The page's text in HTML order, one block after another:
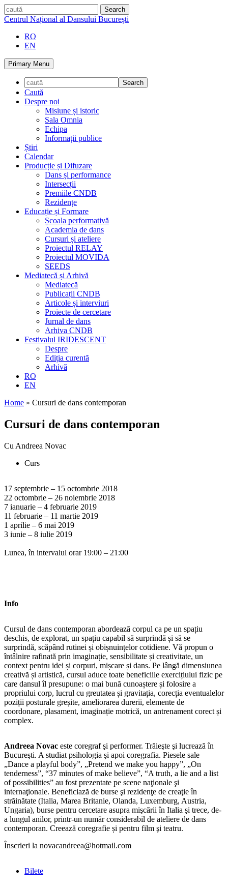
Skip
to
caută
Centrul Național al Dansului București
RO
EN
Primary Menu
Caută
Despre noi
Misiune și istoric
Sala Omnia
Echipa
Informații publice
Știri
Calendar
Producție și Difuzare
Dans și performance
Intersecții
Premiile CNDB
Rezidențe
Educație și Formare
Școala performativă
Academia de dans
Cursuri și ateliere
Proiectul RELAY
Proiectul MOVIDA
SEEDS
Mediatecă și Arhivă
Mediatecă
Publicații CNDB
Articole și interviuri
Proiecte de cercetare
Jurnal de dans
Arhiva CNDB
Festivalul IRIDESCENT
Despre
Ediția curentă
Arhivă
RO
EN
Home » Cursuri de dans contemporan
Cursuri de dans contemporan
Cu Andreea Novac
Curs
17 septembrie – 15 octombrie 2018
22 octombrie – 26 noiembrie 2018
7 ianuarie – 4 februarie 2019
11 februarie – 11 martie 2019
1 aprilie – 6 mai 2019
3 iunie – 8 iulie 2019
Lunea, în intervalul orar 19:00 – 21:00
Info
Cursul de dans contemporan abordează corpul ca pe un spațiu
deschis, de explorat, un spațiu capabil să surprindă și să se
surprindă, scăpând rutinei și obișnuințelor cotidiene. Vă propun o
întâlnire rafinată prin imaginație, sensibilitate și creativitate, un
context pentru idei și corpuri, mișcare și dans. Pe lângă dimensiunea
creativă și artistică, cursul aduce toate beneficiile exercițiului fizic pe
care dansul îl presupune: o mai bună cunoaștere și folosire a
propriului corp, lucrul cu greutatea și gravitația, corecția eventualelor
poziții posturale greșite, ameliorarea durerii, elemente de
coordonare, plasament, imaginație motrică, un antrenament corect și
complex.
Andreea Novac este coregraf şi performer. Trăieşte şi lucrează în
Bucureşti. A studiat psihologia şi apoi coregrafia. Piesele sale
„Dance a playful body”, „Pretend we make you happy”, „On
tenderness”, “37 minutes of make believe”, “A truth, a lie and a list
of possibilities” au fost prezentate pe scene naţionale şi
internaţionale. Beneficiază de burse şi rezidenţe de creaţie în
străinătate (Italia, Marea Britanie, Olanda, Luxemburg, Austria,
Ungaria), burse pentru cercetare asupra mişcării în Italia şi trece, de-
a lungul anilor, printr-un număr considerabil de ateliere de dans
contemporan. Creează coregrafie și pentru film şi teatru.
Înscrieri la novacandreea@hotmail.com
Bilete